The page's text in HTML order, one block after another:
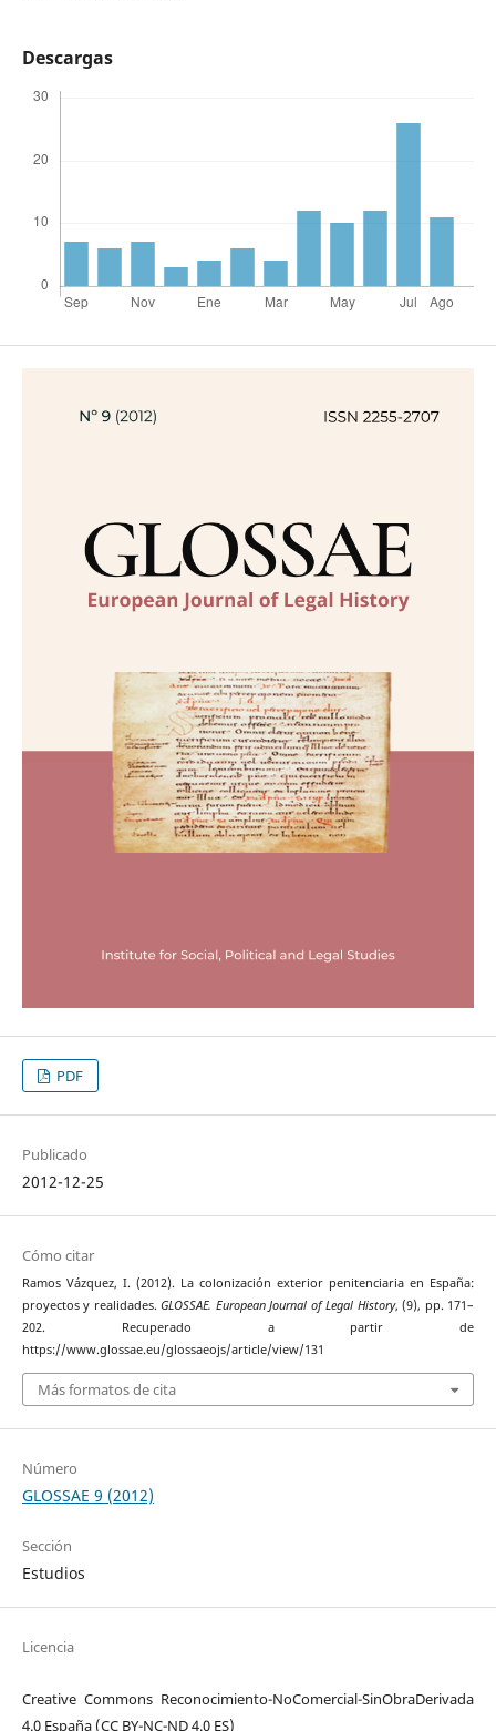
Descargas
PDF
Publicado
2012-12-25
Cómo citar
Ramos Vázquez, I. (2012). La colonización exterior penitenciaria en España:
proyectos y realidades.GLOSSAE. European Journal of Legal History, (9), pp. 171–
202. Recuperado a partir de
https://www.glossae.eu/glossaeojs/article/view/131
Más formatos de cita
Número
GLOSSAE 9 (2012)
Sección
Estudios
Licencia
Creative Commons Reconocimiento-NoComercial-SinObraDerivada
4.0 España (CC BY-NC-ND 4.0 ES)